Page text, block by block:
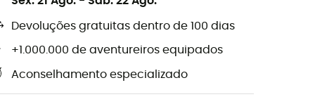
Devoluções gratuitas dentro de 100 dias
+1.000.000 de aventureiros equipados
Aconselhamento especializado